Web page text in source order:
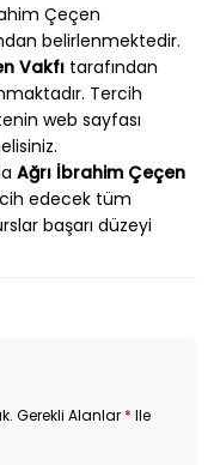
Çeçen
belirlenmektedir.
Vakfı tarafından
Tercih
web sayfası
Ağrı İbrahim Çeçen
edecek tüm
başarı düzeyi
Gerekli Alanlar * Ile